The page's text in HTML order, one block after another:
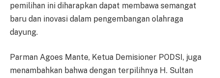
pemilihan ini diharapkan dapat membawa semangat
baru dan inovasi dalam pengembangan olahraga
dayung.
Parman Agoes Mante, Ketua Demisioner PODSI, juga
menambahkan bahwa dengan terpilihnya H. Sultan